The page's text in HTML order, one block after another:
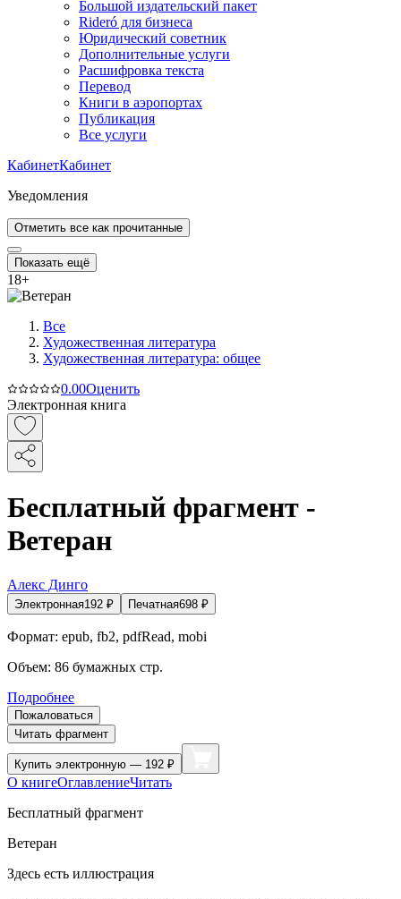
Большой издательский пакет
Rideró для бизнеса
Юридический советник
Дополнительные услуги
Расшифровка текста
Перевод
Книги в аэропортах
Публикация
Все услуги
КабинетКабинет
Уведомления
Отметить все как прочитанные
Показать ещё
18+
Все
Художественная литература
Художественная литература: общее
0.00Оценить
Электронная книга
Бесплатный фрагмент -
Ветеран
Алекс Динго
Электронная192 ₽ Печатная698 ₽
Формат: epub, fb2, pdfRead, mobi
Объем: 86 бумажных стр.
Подробнее
Пожаловаться
Читать фрагмент
Купить электронную — 192 ₽
О книгеОглавлениеЧитать
Бесплатный фрагмент
Ветеран
Здесь есть иллюстрация